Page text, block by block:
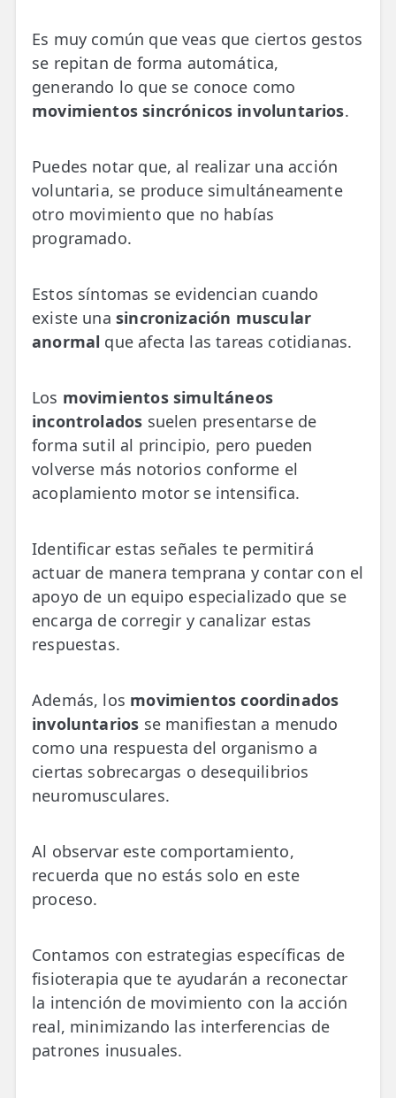
Es muy común que veas que ciertos gestos
se repitan de forma automática,
generando lo que se conoce como
movimientos sincrónicos involuntarios.
Puedes notar que, al realizar una acción
voluntaria, se produce simultáneamente
otro movimiento que no habías
programado.
Estos síntomas se evidencian cuando
existe una sincronización muscular
anormal que afecta las tareas cotidianas.
Los movimientos simultáneos
incontrolados suelen presentarse de
forma sutil al principio, pero pueden
volverse más notorios conforme el
acoplamiento motor se intensifica.
Identificar estas señales te permitirá
actuar de manera temprana y contar con el
apoyo de un equipo especializado que se
encarga de corregir y canalizar estas
respuestas.
Además, los movimientos coordinados
involuntarios se manifiestan a menudo
como una respuesta del organismo a
ciertas sobrecargas o desequilibrios
neuromusculares.
Al observar este comportamiento,
recuerda que no estás solo en este
proceso.
Contamos con estrategias específicas de
fisioterapia que te ayudarán a reconectar
la intención de movimiento con la acción
real, minimizando las interferencias de
patrones inusuales.